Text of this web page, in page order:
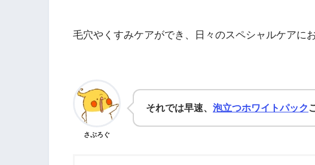
毛穴やくすみケアができ、日々のスペシャルケアに
さぶろぐ
それでは早速、 泡立つホワイトパック